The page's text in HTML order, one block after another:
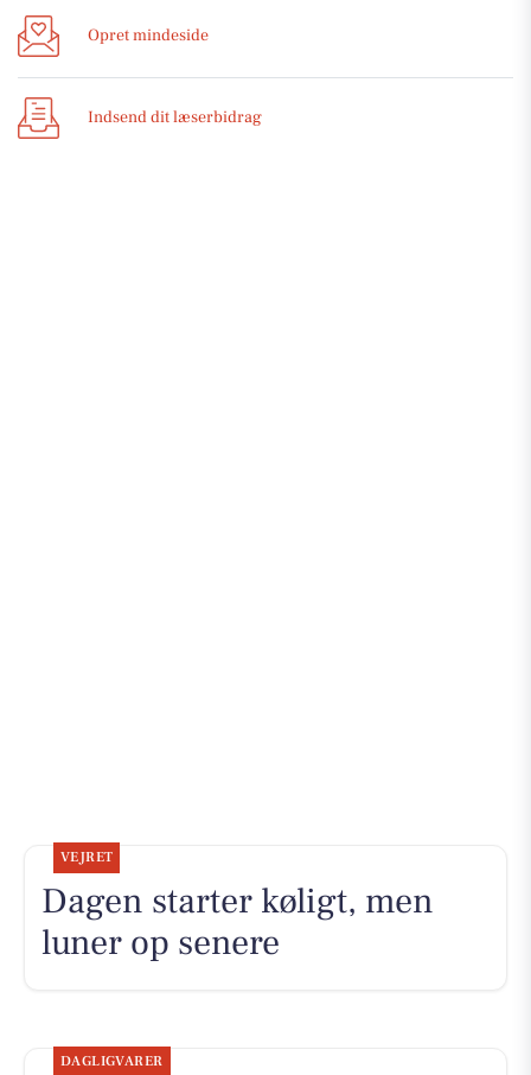
Opret mindeside
Indsend dit læserbidrag
VEJRET
Dagen starter køligt, men
luner op senere
DAGLIGVARER